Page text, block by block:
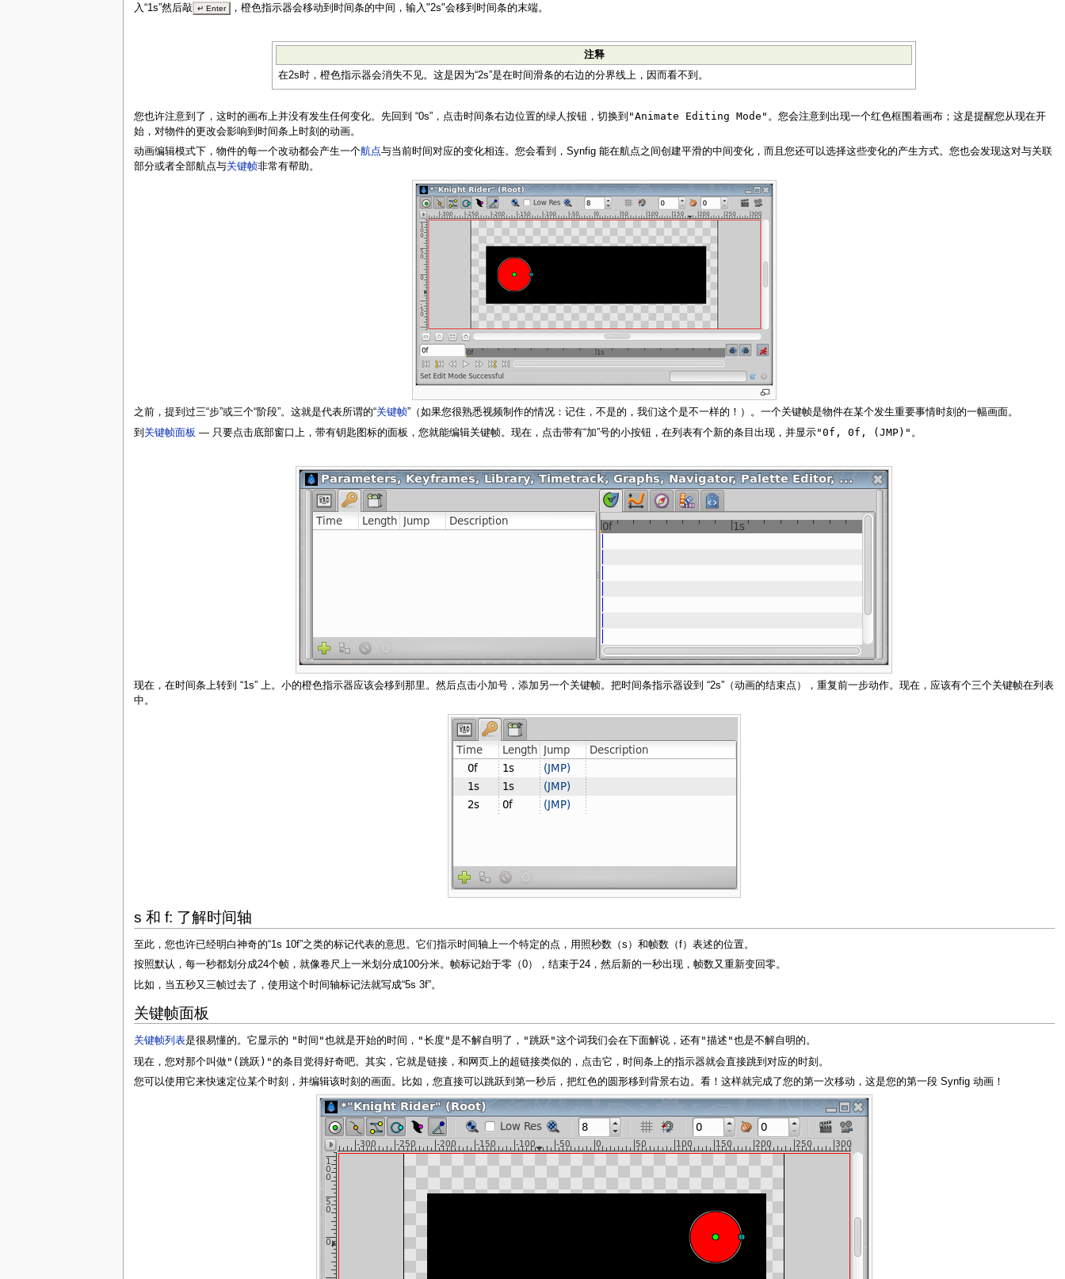
入“1s”然后敲
↵ Enter ，橙色指示器会移动到时间条的中间，输入"2s"会移到时间条的末端。
注释
在2s时，橙色指示器会消失不见。这是因为“2s”是在时间滑条的右边的分界线上，因而看不到。
您也许注意到了，这时的画布上并没有发生任何变化。先回到 “0s”，点击时间条右边位置的绿人按钮，切换到 "Animate Editing Mode" 。您会注意到出现一个红色框围着画布；这是提醒您从现在开
始，对物件的更改会影响到时间条上时刻的动画。
动画编辑模式下，物件的每一个改动都会产生一个航点与当前时间对应的变化相连。您会看到，Synfig 能在航点之间创建平滑的中间变化，而且您还可以选择这些变化的产生方式。您也会发现这对与关联
部分或者全部航点与关键帧非常有帮助。
之前，提到过三“步”或三个“阶段”。这就是代表所谓的“关键帧”（如果您很熟悉视频制作的情况：记住，不是的，我们这个是不一样的！）。一个关键帧是物件在某个发生重要事情时刻的一幅画面。
到 关键帧面板 — 只要点击底部窗口上，带有钥匙图标的面板，您就能编辑关键帧。现在，点击带有“加”号的小按钮，在列表有个新的条目出现，并显示"0f, 0f, (JMP)" 。
现在，在时间条上转到 “1s” 上。小的橙色指示器应该会移到那里。然后点击小加号，添加另一个关键帧。把时间条指示器设到 “2s”（动画的结束点），重复前一步动作。现在，应该有个三个关键帧在列表
中。
s 和 f: 了解时间轴
至此，您也许已经明白神奇的“1s 10f”之类的标记代表的意思。它们指示时间轴上一个特定的点，用照秒数（s）和帧数（f）表述的位置。
按照默认，每一秒都划分成24个帧，就像卷尺上一米划分成100分米。帧标记始于零（0），结束于24，然后新的一秒出现，帧数又重新变回零。
比如，当五秒又三帧过去了，使用这个时间轴标记法就写成“5s 3f”。
关键帧面板
关键帧列表是很易懂的。它显示的 "时间"也就是开始的时间， "长度"是不解自明了， "跳跃"这个词我们会在下面解说，还有"描述"也是不解自明的。
现在，您对那个叫做"(跳跃)"的条目觉得好奇吧。其实，它就是链接，和网页上的超链接类似的，点击它，时间条上的指示器就会直接跳到对应的时刻。
您可以使用它来快速定位某个时刻，并编辑该时刻的画面。比如，您直接可以跳跃到第一秒后，把红色的圆形移到背景右边。看！这样就完成了您的第一次移动，这是您的第一段 Synfig 动画！